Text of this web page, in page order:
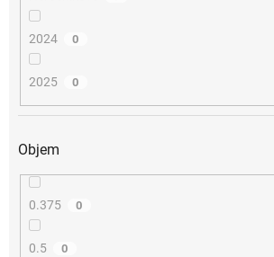
2024 0
2025 0
Objem
0.375 0
0.5 0